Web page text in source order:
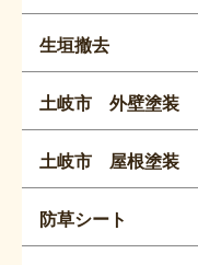
生垣撤去
土岐市 外壁塗装
土岐市 屋根塗装
防草シート